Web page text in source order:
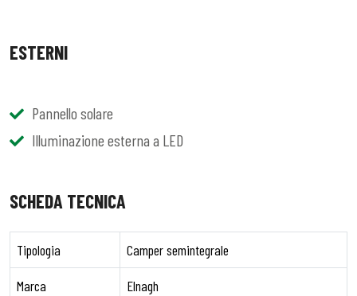
ESTERNI
Pannello solare
Illuminazione esterna a LED
SCHEDA TECNICA
Tipologia Camper semintegrale
Marca Elnagh